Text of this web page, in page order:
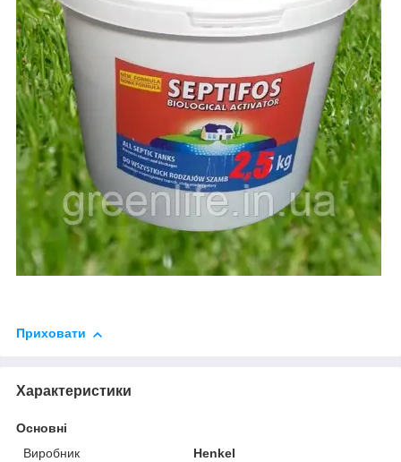
Приховати
Характеристики
Основні
Виробник
Henkel